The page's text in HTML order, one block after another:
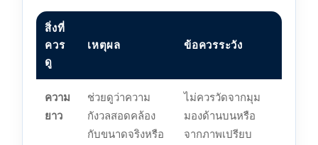
สิ่งที่
ควร
ดู
เหตุผล ข้อควรระวัง
ความ
ยาว
ช่วยดูว่าความ
กังวลสอดคล้อง
กับขนาดจริงหรือ
ไม่ควรวัดจากมุม
มองด้านบนหรือ
จากภาพเปรียบ